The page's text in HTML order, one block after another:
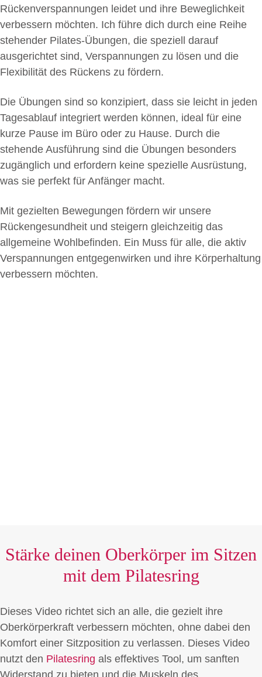
Rückenverspannungen leidet und ihre Beweglichkeit
verbessern möchten. Ich führe dich durch eine Reihe
stehender Pilates-Übungen, die speziell darauf
ausgerichtet sind, Verspannungen zu lösen und die
Flexibilität des Rückens zu fördern.
Die Übungen sind so konzipiert, dass sie leicht in jeden
Tagesablauf integriert werden können, ideal für eine
kurze Pause im Büro oder zu Hause. Durch die
stehende Ausführung sind die Übungen besonders
zugänglich und erfordern keine spezielle Ausrüstung,
was sie perfekt für Anfänger macht.
Mit gezielten Bewegungen fördern wir unsere
Rückengesundheit und steigern gleichzeitig das
allgemeine Wohlbefinden. Ein Muss für alle, die aktiv
Verspannungen entgegenwirken und ihre Körperhaltung
verbessern möchten.
Stärke deinen Oberkörper im Sitzen
mit dem Pilatesring
Dieses Video richtet sich an alle, die gezielt ihre
Oberkörperkraft verbessern möchten, ohne dabei den
Komfort einer Sitzposition zu verlassen. Dieses Video
nutzt den Pilatesring als effektives Tool, um sanften